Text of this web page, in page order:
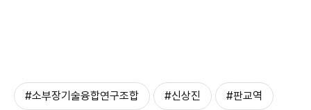
#소부장기술융합연구조합 #신상진 #판교역